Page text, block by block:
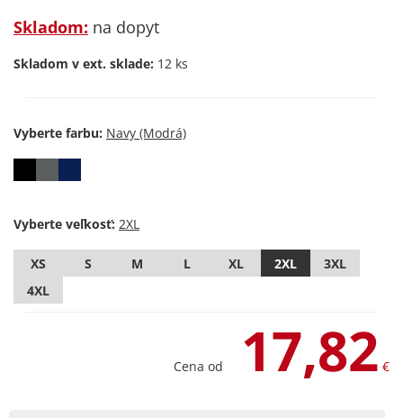
Skladom: na dopyt
Skladom v ext. sklade: 12 ks
Vyberte farbu:
Vyberte veľkosť:
XS S M L XL 2XL
3XL
4XL
Cena od 17,82 €